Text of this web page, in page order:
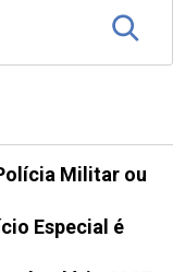
Militar ou
Especial é